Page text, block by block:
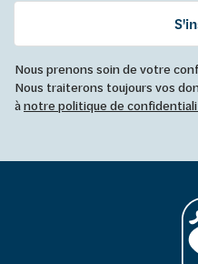
Nous prenons soin de votre
Nous traiterons toujours vos
ànotre politique de